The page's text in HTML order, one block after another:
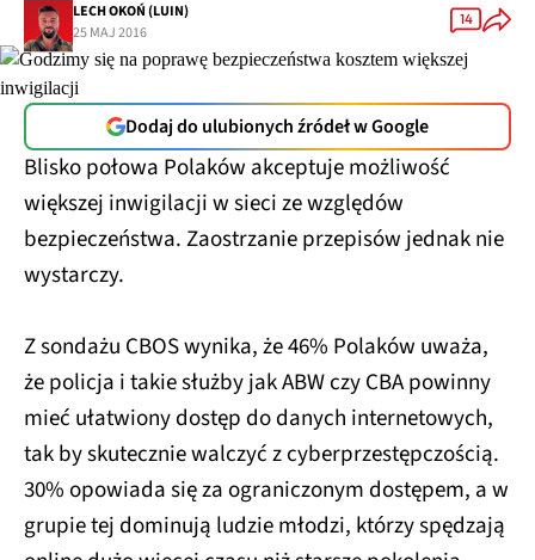
LECH OKOŃ (LUIN)
25 MAJ 2016
14
Dodaj do ulubionych źródeł w Google
Blisko połowa Polaków akceptuje możliwość
większej inwigilacji w sieci ze względów
bezpieczeństwa. Zaostrzanie przepisów jednak nie
wystarczy.
Z sondażu CBOS wynika, że 46% Polaków uważa,
że policja i takie służby jak ABW czy CBA powinny
mieć ułatwiony dostęp do danych internetowych,
tak by skutecznie walczyć z cyberprzestępczością.
30% opowiada się za ograniczonym dostępem, a w
grupie tej dominują ludzie młodzi, którzy spędzają